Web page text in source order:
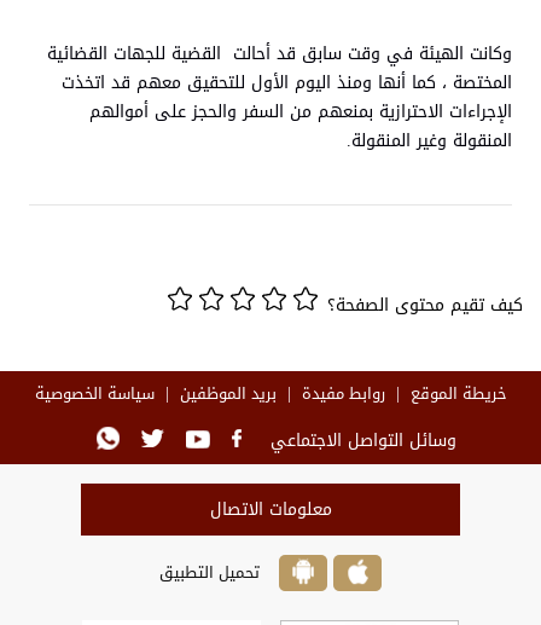
وكانت الهيئة في وقت سابق قد أحالت القضية للجهات القضائية
المختصة ، كما أنها ومنذ اليوم الأول للتحقيق معهم قد اتخذت
الإجراءات الاحترازية بمنعهم من السفر والحجز على أموالهم
المنقولة وغير المنقولة.
كيف تقيم محتوى الصفحة؟
خريطة الموقع روابط مفيدة بريد الموظفين سياسة الخصوصية
وسائل التواصل الاجتماعي
معلومات الاتصال
تحميل التطبيق